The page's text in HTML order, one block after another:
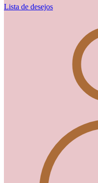
Lista de desejos